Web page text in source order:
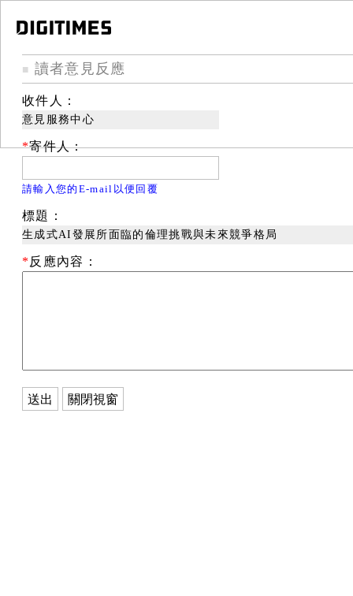
■ 讀者意見反應
收件人：
意見服務中心
*寄件人：
請輸入您的E-mail以便回覆
標題：
生成式AI發展所面臨的倫理挑戰與未來競爭格局
* 反應內容：